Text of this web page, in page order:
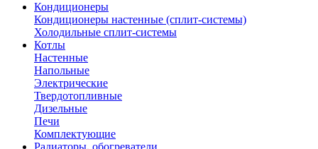
Кондиционеры
Кондиционеры настенные (сплит-системы)
Холодильные сплит-системы
Котлы
Настенные
Напольные
Электрические
Твердотопливные
Дизельные
Печи
Комплектующие
Радиаторы, обогреватели